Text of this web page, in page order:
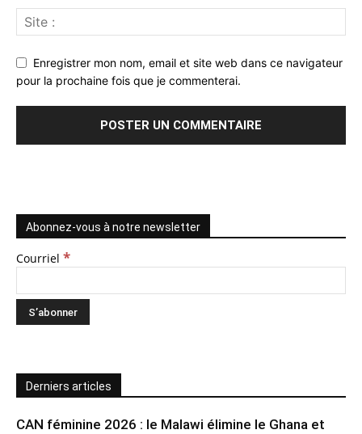
Enregistrer mon nom, email et site web dans ce navigateur
pour la prochaine fois que je commenterai.
Abonnez-vous à notre newsletter
Courriel *
Derniers articles
CAN féminine 2026 : le Malawi élimine le Ghana et